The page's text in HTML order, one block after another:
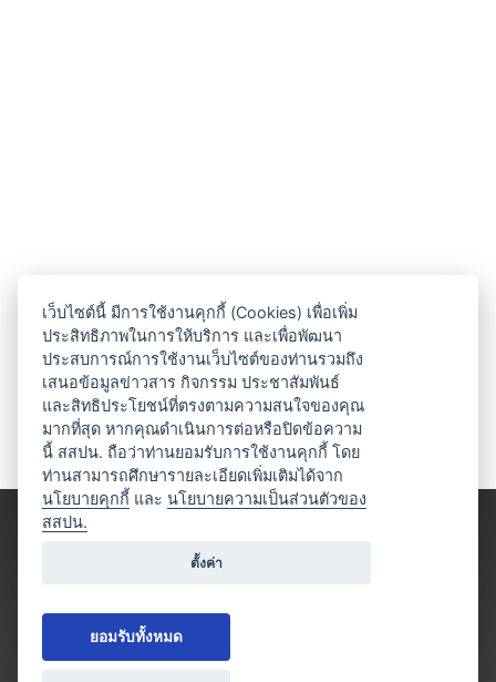
เว็บไซต์นี้ มีการใช้งานคุกกี้ (Cookies) เพื่อเพิ่ม
ประสิทธิภาพในการให้บริการ และเพื่อพัฒนา
ประสบการณ์การใช้งานเว็บไซต์ของท่านรวมถึง
เสนอข้อมูลข่าวสาร กิจกรรม ประชาสัมพันธ์
และสิทธิประโยชน์ที่ตรงตามความสนใจของคุณ
มากที่สุด หากคุณดำเนินการต่อหรือปิดข้อความ
นี้ สสปน. ถือว่าท่านยอมรับการใช้งานคุกกี้ โดย
ท่านสามารถศึกษารายละเอียดเพิ่มเติมได้จาก
นโยบายคุกกี้ และนโยบายความเป็นส่วนตัวของ
สสปน.
ตั้งค่า
ยอมรับทั้งหมด